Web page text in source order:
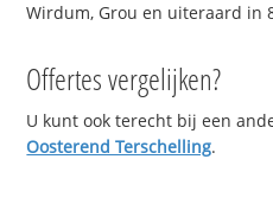
Wirdum, Grou en uiteraard in
Offertes vergelijken?
U kunt ook terecht bij een
Oosterend Terschelling.